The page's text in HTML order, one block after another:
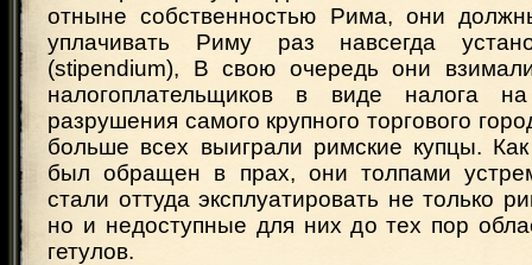
отныне собственностью Рима, они
уплачивать Риму раз навсегда
(stipendium), В свою очередь они
налогоплательщиков в виде налога
разрушения самого крупного торгового
больше всех выиграли римские купцы.
был обращен в прах, они толпами
стали оттуда эксплуатировать не только
но и недоступные для них до тех пор
гетулов.